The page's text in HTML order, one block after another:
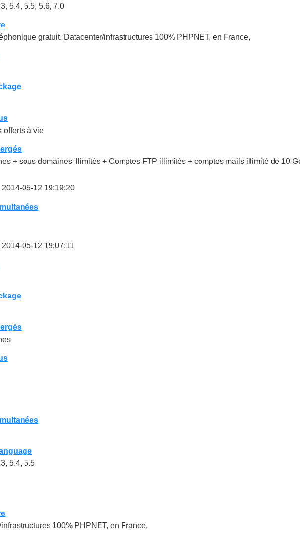
5.4, 5.5, 5.6, 7.0
gratuit. Datacenter/infrastructures 100% PHPNET, en France,
offerts à vie
+ sous domaines illimités + Comptes FTP illimités + comptes mails illimité de 10
2014-05-12 19:19:20
2014-05-12 19:07:11
5.4, 5.5
100% PHPNET, en France,